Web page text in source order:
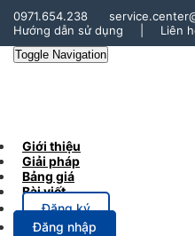
0971.654.238
Hướng dẫn sử dụng
Liên
Toggle Navigation
Giới thiệu
Giải pháp
Bảng giá
Bài viết
Đăng ký
Đăng nhập